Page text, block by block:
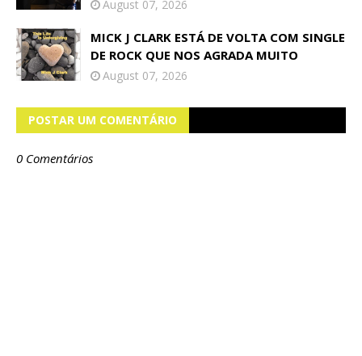
August 07, 2026
MICK J CLARK ESTÁ DE VOLTA COM SINGLE
DE ROCK QUE NOS AGRADA MUITO
August 07, 2026
POSTAR UM COMENTÁRIO
0 Comentários